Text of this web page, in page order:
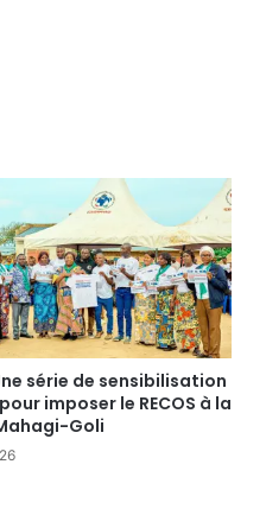
série de sensibilisation
imposer le RECOS à la
Goli